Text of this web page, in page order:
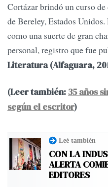
Cortázar brindó un curso
de Bereley, Estados
como una suerte de gran
personal, registro que fue
Literatura (Alfaguara,
(Leer también: 35 años
según el escritor)
Leé también
CON LA
ALERTA
EDITORES